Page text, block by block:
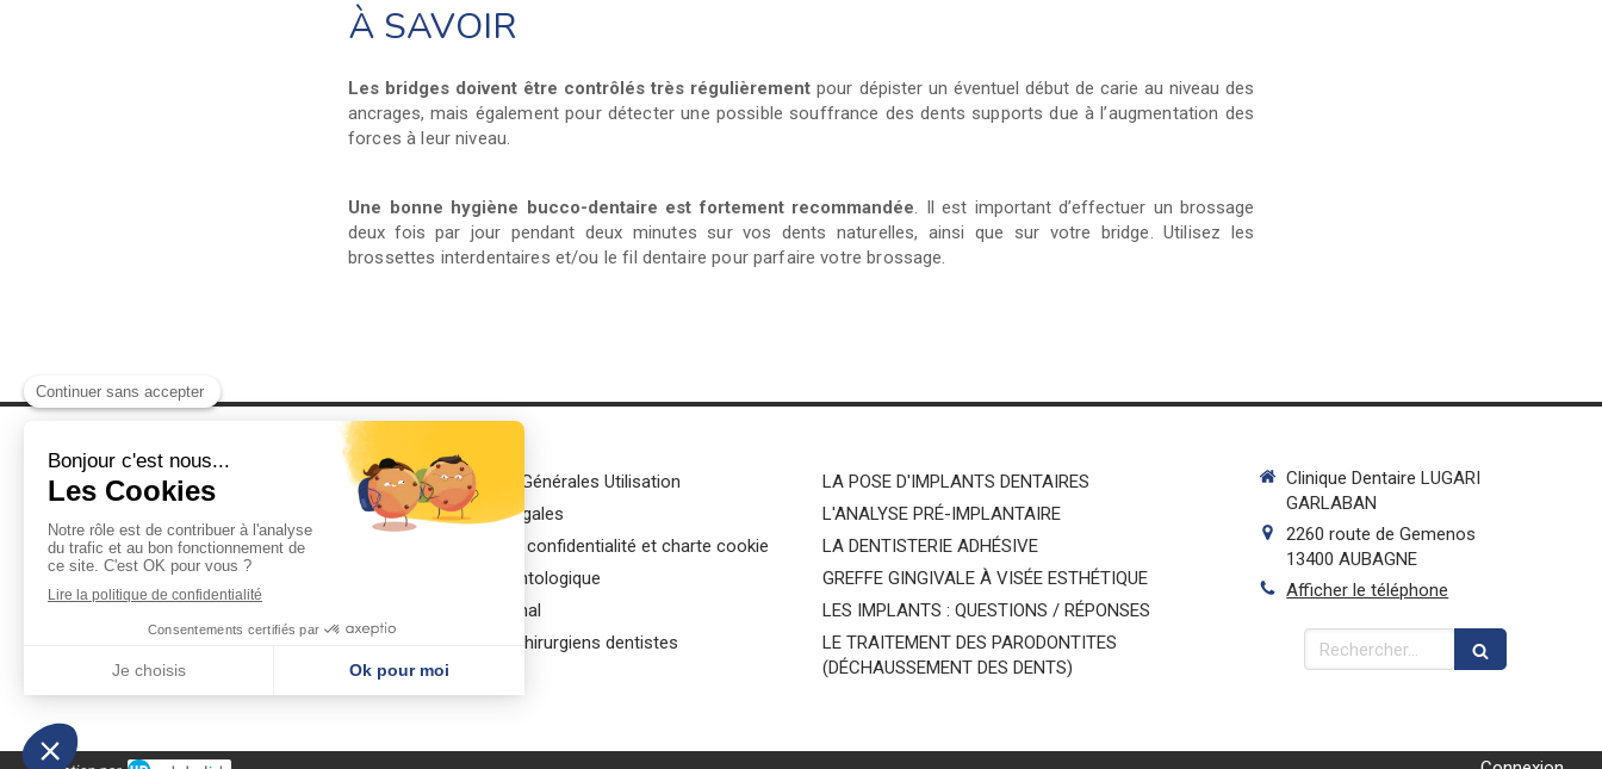
À SAVOIR
Les bridges doivent être contrôlés très régulièrement pour dépister un éventuel début de carie au niveau des
ancrages, mais également pour détecter une possible souffrance des dents supports due à l’augmentation des
forces à leur niveau.
Une bonne hygiène bucco-dentaire est fortement recommandée. Il est important d’effectuer un brossage
deux fois par jour pendant deux minutes sur vos dents naturelles, ainsi que sur votre bridge. Utilisez les
brossettes interdentaires et/ou le fil dentaire pour parfaire votre brossage.
Clinique Dentaire
LUGARI GARLABAN
Conditions Générales Utilisation
Mentions légales
Politique de confidentialité et charte cookie
Charte déontologique
Ordre national
Annuaires chirurgiens dentistes
LA POSE D'IMPLANTS DENTAIRES
L'ANALYSE PRÉ-IMPLANTAIRE
LA DENTISTERIE ADHÉSIVE
GREFFE GINGIVALE À VISÉE ESTHÉTIQUE
LES IMPLANTS : QUESTIONS / RÉPONSES
LE TRAITEMENT DES PARODONTITES
(DÉCHAUSSEMENT DES DENTS)
Clinique Dentaire LUGARI
GARLABAN
2260 route de Gemenos
13400 AUBAGNE
Afficher le téléphone
Rechercher